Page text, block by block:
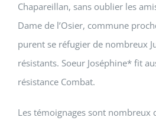
Chapareillan, sans oublier les
Dame de l’Osier, commune
purent se réfugier de nombreux
résistants. Soeur Joséphine* fit
résistance Combat.
Les témoignages sont nombreux